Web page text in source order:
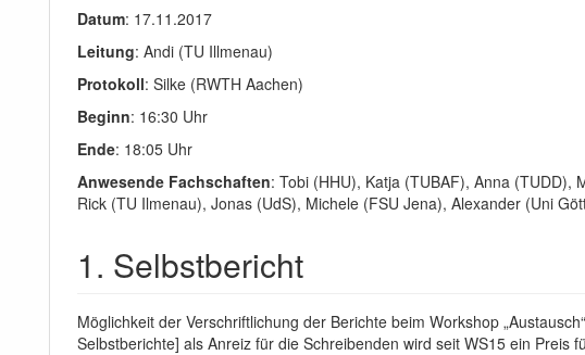
Datum: 17.11.2017
Leitung: Andi (TU Illmenau)
Protokoll: Silke (RWTH Aachen)
Beginn: 16:30 Uhr
Ende: 18:05 Uhr
Anwesende Fachschaften: Tobi (HHU), Katja (TUBAF), Anna (TUDD),
Rick (TU Ilmenau), Jonas (UdS), Michele (FSU Jena), Alexander (Uni
1. Selbstbericht
Möglichkeit der Verschriftlichung der Berichte beim Workshop
Selbstberichte] als Anreiz für die Schreibenden wird seit WS15 ein Preis